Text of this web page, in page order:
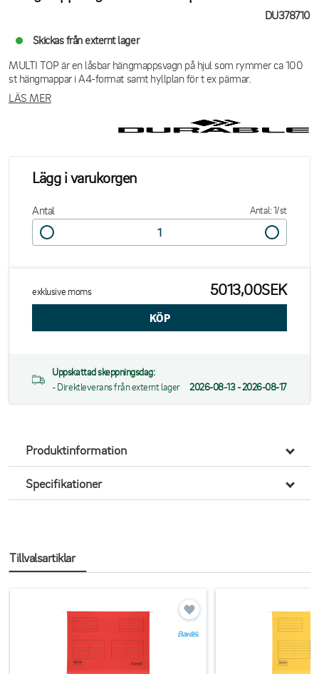
DU378710
Skickas från externt lager
MULTI TOP är en låsbar hängmappsvagn på hjul som rymmer ca 100
st hängmappar i A4-format samt hyllplan för t ex pärmar.
LÄS MER
Lägg i varukorgen
Antal Antal: 1/st
exklusive moms 5013,00SEK
Uppskattad skeppningsdag:
- Direktleverans från externt lager
2026-08-13 - 2026-08-17
Produktinformation
Specifikationer
Tillvalsartiklar